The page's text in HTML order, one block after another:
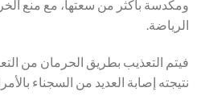
ومكدسة بأكثر من سعتها، مع منع
الرياضة.
فيتم التعذيب بطريق الحرمان من
نتيجته إصابة العديد من السجناء